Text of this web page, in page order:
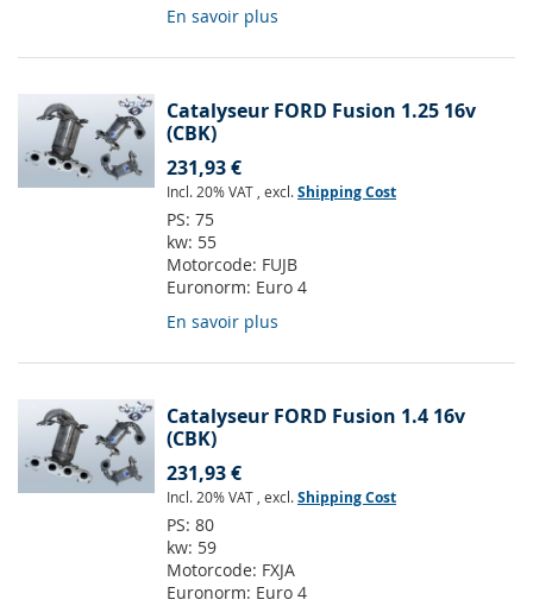
En savoir plus
Catalyseur FORD Fusion 1.25 16v
(CBK)
231,93 €
Incl. 20% VAT , excl.Shipping Cost
PS: 75
kw: 55
Motorcode: FUJB
Euronorm: Euro 4
En savoir plus
Catalyseur FORD Fusion 1.4 16v
(CBK)
231,93 €
Incl. 20% VAT , excl.Shipping Cost
PS: 80
kw: 59
Motorcode: FXJA
Euronorm: Euro 4